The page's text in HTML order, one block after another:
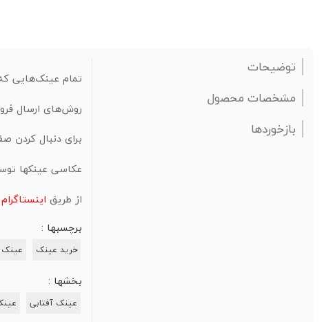
توضیحات
مشخصات محصول
بازخوردها
تمام عینک‌هایی
روش‌های ارسال
برای دنبال کردن
عکاسی عینکها
از طریق اینستاگرام
برچسبها :
خرید عینک عینک
بخشها :
عینک‌ آفتابی